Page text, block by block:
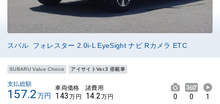
スバル フォレスター 2.0i-L EyeSight ナビ Rカメラ ETC
SUBARU Value Choice アイサイトVer.3 搭載車
支払総額
157.2万円
車両価格
143 万円
諸費用
14.2万円 0 0 1